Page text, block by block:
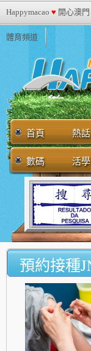
Happymacao ♥ 開心澳
體育頻道
首頁 熱話
數碼 活學
預約接種